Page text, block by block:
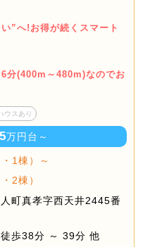
”へ!お得が続くスマート
分(400m～480m)なのでお
ウスあり
5万円台～
1棟）～
2棟）
町真孝字西天井2445番
歩38分 ～ 39分 他